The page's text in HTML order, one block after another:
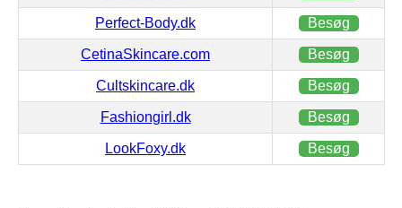
Perfect-Body.dk Besøg
CetinaSkincare.com Besøg
Cultskincare.dk Besøg
Fashiongirl.dk Besøg
LookFoxy.dk Besøg